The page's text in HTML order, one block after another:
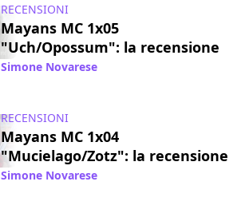
RECENSIONI
Mayans MC 1x05
"Uch/Opossum": la recensione
Simone Novarese
RECENSIONI
Mayans MC 1x04
"Mucielago/Zotz": la recensione
Simone Novarese